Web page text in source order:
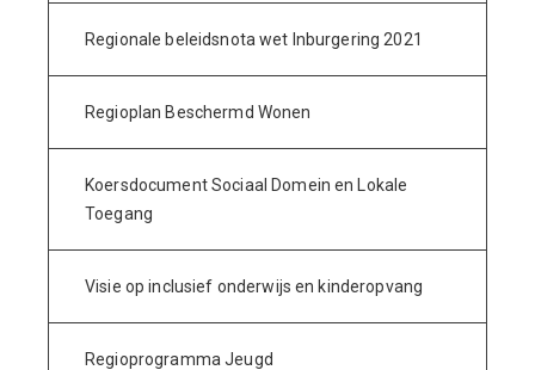
Regionale beleidsnota wet Inburgering 2021
Regioplan Beschermd Wonen
Koersdocument Sociaal Domein en Lokale
Toegang
Visie op inclusief onderwijs en kinderopvang
Regioprogramma Jeugd